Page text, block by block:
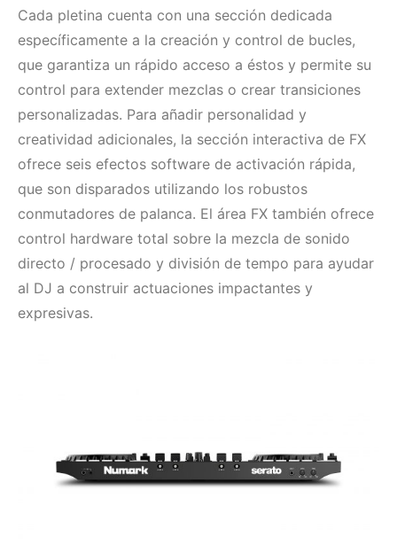
Cada pletina cuenta con una sección dedicada
específicamente a la creación y control de bucles,
que garantiza un rápido acceso a éstos y permite su
control para extender mezclas o crear transiciones
personalizadas. Para añadir personalidad y
creatividad adicionales, la sección interactiva de FX
ofrece seis efectos software de activación rápida,
que son disparados utilizando los robustos
conmutadores de palanca. El área FX también ofrece
control hardware total sobre la mezcla de sonido
directo / procesado y división de tempo para ayudar
al DJ a construir actuaciones impactantes y
expresivas.